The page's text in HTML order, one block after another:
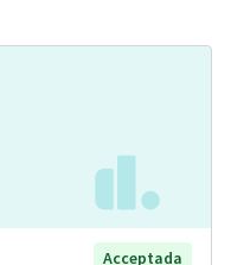
Acceptada